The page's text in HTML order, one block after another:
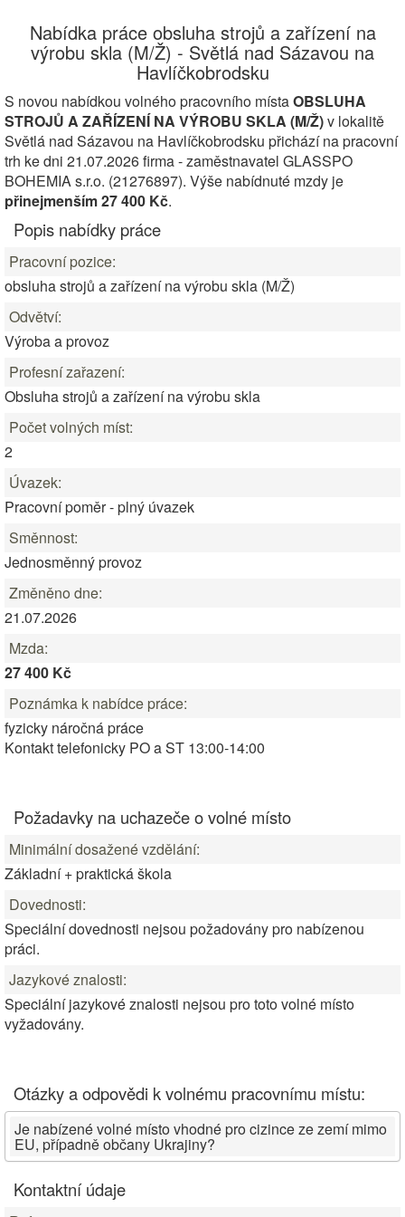
Nabídka práce obsluha strojů a zařízení na
výrobu skla (M/Ž) - Světlá nad Sázavou na
Havlíčkobrodsku
S novou nabídkou volného pracovního místaOBSLUHA
STROJŮ A ZAŘÍZENÍ NA VÝROBU SKLA (M/Ž)v lokalitě
Světlá nad Sázavou na Havlíčkobrodsku přichází na pracovní
trh ke dni 21.07.2026 firma - zaměstnavatel GLASSPO
BOHEMIA s.r.o. (21276897). Výše nabídnuté mzdy je
přinejmenším 27 400 Kč.
Popis nabídky práce
Pracovní pozice:
obsluha strojů a zařízení na výrobu skla (M/Ž)
Odvětví:
Výroba a provoz
Profesní zařazení:
Obsluha strojů a zařízení na výrobu skla
Počet volných míst:
2
Úvazek:
Pracovní poměr - plný úvazek
Směnnost:
Jednosměnný provoz
Změněno dne:
21.07.2026
Mzda:
27 400 Kč
Poznámka k nabídce práce:
fyzicky náročná práce
Kontakt telefonicky PO a ST 13:00-14:00
Požadavky na uchazeče o volné místo
Minimální dosažené vzdělání:
Základní + praktická škola
Dovednosti:
Speciální dovednosti nejsou požadovány pro nabízenou
práci.
Jazykové znalosti:
Speciální jazykové znalosti nejsou pro toto volné místo
vyžadovány.
Otázky a odpovědi k volnému pracovnímu místu:
Je nabízené volné místo vhodné pro cizince ze zemí mimo
EU, případně občany Ukrajiny?
Kontaktní údaje